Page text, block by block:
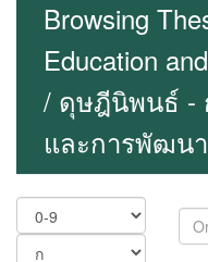
Browsing
Education
/ ดุษฎีนิพนธ์ -
และการพัฒน